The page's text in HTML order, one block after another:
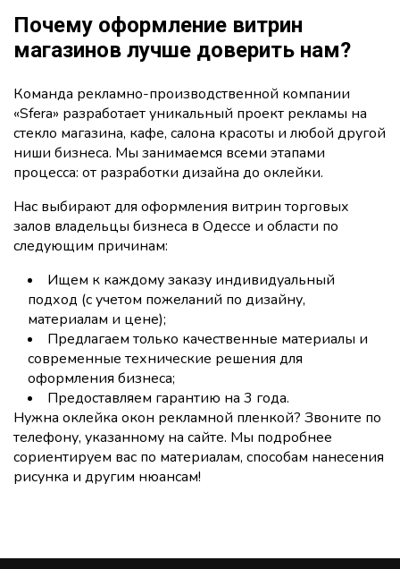
Почему оформление витрин
магазинов лучше доверить нам?
Команда рекламно-производственной компании
«Sfera» разработает уникальный проект рекламы на
стекло магазина, кафе, салона красоты и любой другой
ниши бизнеса. Мы занимаемся всеми этапами
процесса: от разработки дизайна до оклейки.
Нас выбирают для оформления витрин торговых
залов владельцы бизнеса в Одессе и области по
следующим причинам:
Ищем к каждому заказу индивидуальный
подход (с учетом пожеланий по дизайну,
материалам и цене);
Предлагаем только качественные материалы и
современные технические решения для
оформления бизнеса;
Предоставляем гарантию на 3 года.
Нужна оклейка окон рекламной пленкой? Звоните по
телефону, указанному на сайте. Мы подробнее
сориентируем вас по материалам, способам нанесения
рисунка и другим нюансам!